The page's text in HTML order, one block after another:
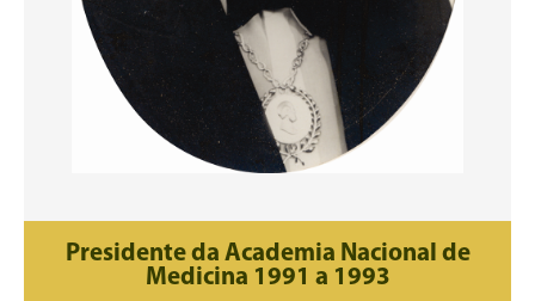
Presidente da Academia Nacional de
Medicina 1991 a 1993